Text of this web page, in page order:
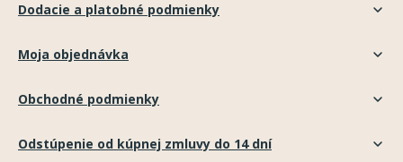
Dodacie a platobné podmienky
Moja objednávka
Obchodné podmienky
Odstúpenie od kúpnej zmluvy do 14 dní